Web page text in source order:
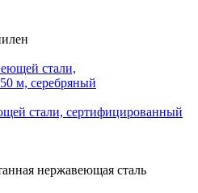
стали, сертифицированный
нержавеющая сталь